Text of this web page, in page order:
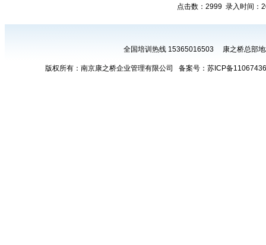
点击数：2999 录入时间
全国培训热线 15365016503 康之桥总部地
版权所有：南京康之桥企业管理有限公司 备案号：苏ICP备